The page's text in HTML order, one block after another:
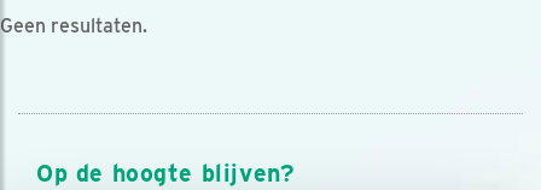
Geen resultaten.
Op de hoogte blijven?